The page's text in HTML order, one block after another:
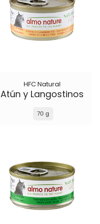
HFC Natural
Atún y Langostinos
70 g